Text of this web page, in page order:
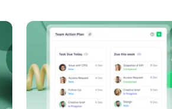
Estandariza el trabajo con
predefinidas.